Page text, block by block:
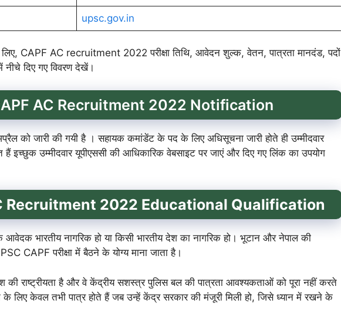
upsc.gov.in
के लिए, CAPF AC recruitment 2022 परीक्षा तिथि, आवेदन शुल्क, वेतन, पात्रता मानदंड, पदों
दिए गए विवरण देखें।
AC Recruitment 2022 Notification
को जारी की गयी है । सहायक कमांडेंट के पद के लिए अधिसूचना जारी होते ही उम्मीदवार
इच्छुक उम्मीदवार यूपीएससी की आधिकारिक वेबसाइट पर जाएं और दिए गए लिंक का उपयोग
Recruitment 2022 Educational Qualification
भारतीय नागरिक हो या किसी भारतीय देश का नागरिक हो। भूटान और नेपाल की
CAPF परीक्षा में बैठने के योग्य माना जाता है।
राष्ट्रीयता है और वे केंद्रीय सशस्त्र पुलिस बल की पात्रता आवश्यकताओं को पूरा नहीं करते
लिए केवल तभी पात्र होते हैं जब उन्हें केंद्र सरकार की मंजूरी मिली हो, जिसे ध्यान में रखने के